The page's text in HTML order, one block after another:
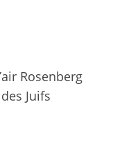
Rosenberg
Juifs